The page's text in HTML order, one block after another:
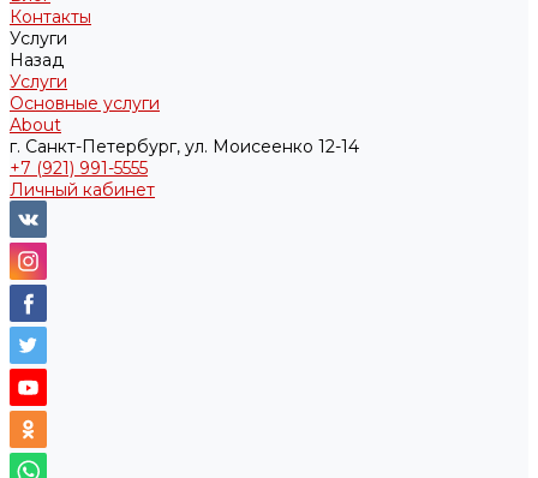
Контакты
Услуги
Назад
Услуги
Основные услуги
About
г. Санкт-Петербург, ул. Моисеенко 12-14
+7 (921) 991-5555
Личный кабинет